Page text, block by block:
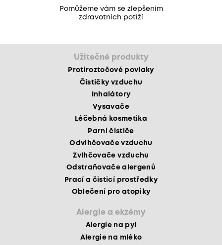
Pomůžeme vám se zlepšením
zdravotních potíží
Užitečné produkty
Protiroztočové povlaky
Čističky vzduchu
Inhalátory
Vysavače
Léčebná kosmetika
Parní čističe
Odvlhčovače vzduchu
Zvlhčovače vzduchu
Odstraňovače alergenů
Prací a čisticí prostředky
Oblečení pro atopiky
Alergie a ekzémy
Alergie na pyl
Alergie na mléko